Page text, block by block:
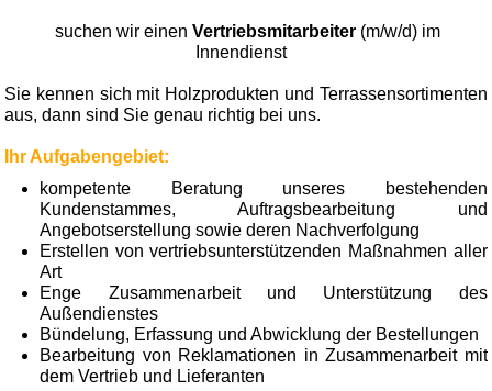
suchen wir einen Vertriebsmitarbeiter (m/w/d) im
Innendienst
Sie kennen sich mit Holzprodukten und Terrassensortimenten
aus, dann sind Sie genau richtig bei uns.
Ihr Aufgabengebiet:
kompetente Beratung unseres bestehenden
Kundenstammes, Auftragsbearbeitung und
Angebotserstellung sowie deren Nachverfolgung
Erstellen von vertriebsunterstützenden Maßnahmen aller
Art
Enge Zusammenarbeit und Unterstützung des
Außendienstes
Bündelung, Erfassung und Abwicklung der Bestellungen
Bearbeitung von Reklamationen in Zusammen­arbeit mit
dem Vertrieb und Lieferanten